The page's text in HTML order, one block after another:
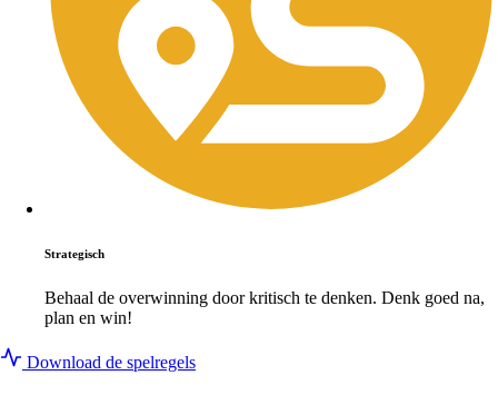
Strategisch
Behaal de overwinning door kritisch te denken. Denk goed na,
plan en win!
Download de spelregels